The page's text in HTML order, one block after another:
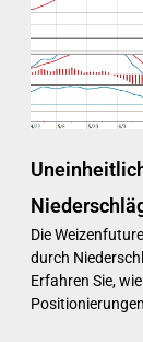
Die
durch
Erfahren Sie,